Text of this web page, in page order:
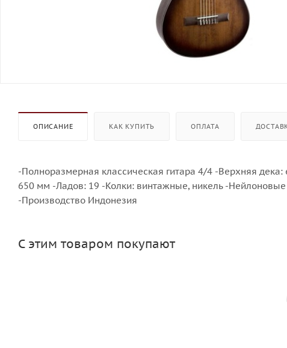
ОПИСАНИЕ КАК КУПИТЬ ОПЛАТА
-Полноразмерная классическая гитара 4/4 -Верхняя
650 мм -Ладов: 19 -Колки: винтажные, никель -
-Производство Индонезия
С этим товаром покупают